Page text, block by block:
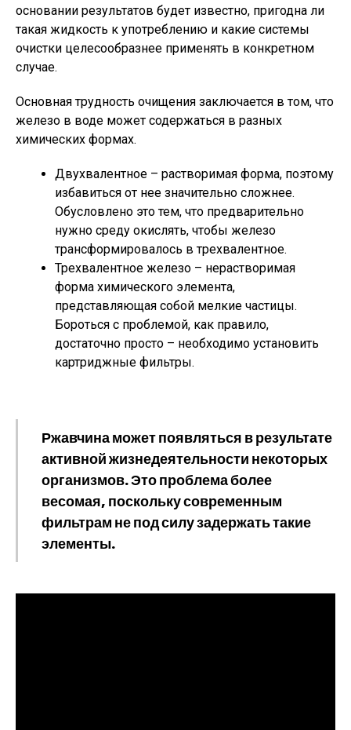
основании результатов будет известно, пригодна ли
такая жидкость к употреблению и какие системы
очистки целесообразнее применять в конкретном
случае.
Основная трудность очищения заключается в том, что
железо в воде может содержаться в разных
химических формах.
Двухвалентное – растворимая форма, поэтому
избавиться от нее значительно сложнее.
Обусловлено это тем, что предварительно
нужно среду окислять, чтобы железо
трансформировалось в трехвалентное.
Трехвалентное железо – нерастворимая
форма химического элемента,
представляющая собой мелкие частицы.
Бороться с проблемой, как правило,
достаточно просто – необходимо установить
картриджные фильтры.
Ржавчина может появляться в результате
активной жизнедеятельности некоторых
организмов. Это проблема более
весомая, поскольку современным
фильтрам не под силу задержать такие
элементы.